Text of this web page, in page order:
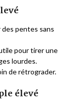
pentes sans
pour tirer une
lourdes.
de rétrograder.
élevé